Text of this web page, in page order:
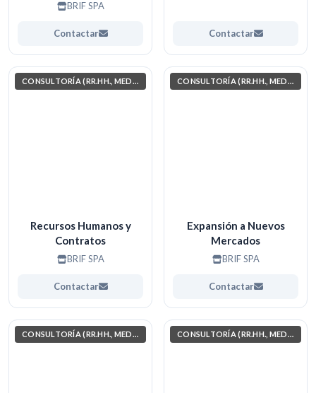
BRIF SPA
Contactar Contactar
CONSULTORÍA (RR.HH., MEDIO AMBIENTE, INVESTIGACIÓN)
Recursos Humanos y
Contratos
BRIF SPA
Contactar
CONSULTORÍA (RR.HH., MEDIO AMBIENTE, INVESTIGACIÓN)
Expansión a Nuevos
Mercados
BRIF SPA
Contactar
CONSULTORÍA (RR.HH., MEDIO AMBIENTE, INVESTIGACIÓN) CONSULTORÍA (RR.HH., MEDIO AMBIENTE, INVESTIGACIÓN)